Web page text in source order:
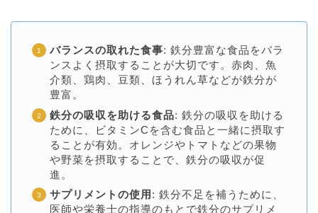
バランスの取れた食事: 鉄分豊富な食品をバラ
ンスよく摂取することが大切です。赤肉、魚
介類、鶏肉、豆類、ほうれん草などが鉄分が
豊富。
鉄分の吸収を助ける食品: 鉄分の吸収を助ける
ために、ビタミンCを含む食品と一緒に摂取す
ることが有効。オレンジやトマトなどの果物
や野菜を摂取することで、鉄分の吸収が促
進。
サプリメントの使用 : 鉄分不足を補うために、
医師や栄養士の指導のもとで鉄分のサプリメ